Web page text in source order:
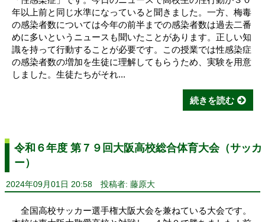
年以上前と同じ水準になっていると聞きました。一方、梅毒
の感染者数については今年の前半までの感染者数は過去二番
めに多いというニュースも聞いたことがあります。正しい知
識を持って行動することが必要です。この授業では性感染症
の感染者数の増加を生徒に理解してもらうため、実験を用意
しました。生徒たちがそれ...
続きを読む
令和６年度 第７９回大阪高校総合体育大会（サッカ
ー）
2024年09月01日 20:58 投稿者: 藤原大
全国高校サッカー選手権大阪大会を兼ねている大会です。